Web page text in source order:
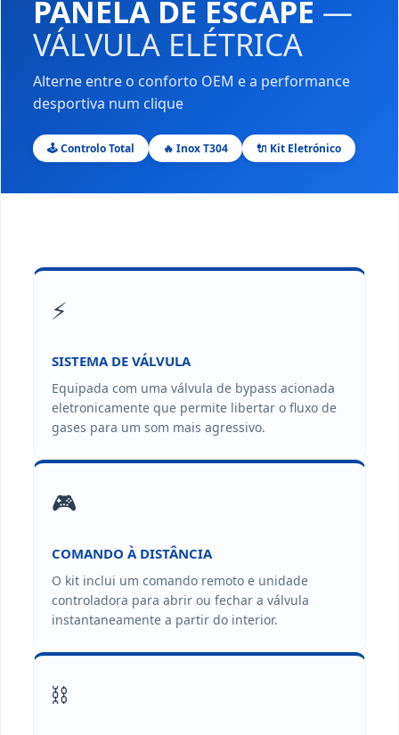
PANELA DE ESCAPE —
VÁLVULA ELÉTRICA
Alterne entre o conforto OEM e a performance
desportiva num clique
🕹️ Controlo Total 🔥 Inox T304 🔌 Kit Eletrónico
⚡
SISTEMA DE VÁLVULA
Equipada com uma válvula de bypass acionada
eletronicamente que permite libertar o fluxo de
gases para um som mais agressivo.
🎮
COMANDO À DISTÂNCIA
O kit inclui um comando remoto e unidade
controladora para abrir ou fechar a válvula
instantaneamente a partir do interior.
⛓️